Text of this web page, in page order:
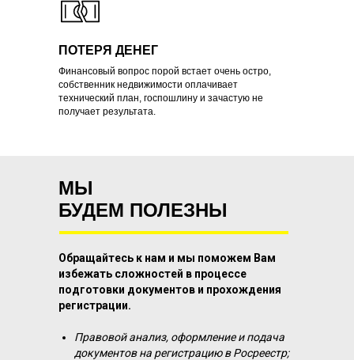
Финансовый вопрос порой встает очень остро,
собственник недвижимости оплачивает
технический план, госпошлину и зачастую не
получает результата.
ПОТЕРЯ ДЕНЕГ
МЫ
БУДЕМ ПОЛЕЗНЫ
Обращайтесь к нам и мы поможем Вам
избежать сложностей в процессе
подготовки документов и прохождения
регистрации.
Правовой анализ, оформление и подача
документов на регистрацию в Росреестр;